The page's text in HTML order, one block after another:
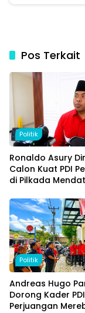
Pos Terkait
Politik
Ronaldo Asury
Calon Kuat PDI
di Pilkada
Kader Muda
Malaka
Politik
Andreas Hugo
Dorong Kader PDI
Perjuangan